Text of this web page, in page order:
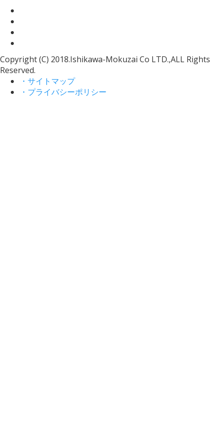
Copyright (C) 2018.Ishikawa-Mokuzai Co LTD.,ALL Rights
Reserved.
・サイトマップ
・プライバシーポリシー